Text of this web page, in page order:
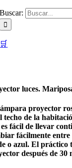
Buscar:
🛒
luces.
proyector
techo de la
fácil de llevar
fácilmente
o azul. El práctico
después de 30